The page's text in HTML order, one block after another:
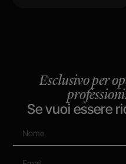
Esclusivo per
Se vuoi essere